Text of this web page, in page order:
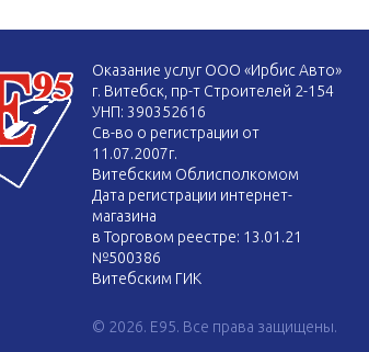
Оказание услуг ООО «Ирбис Авто»
г. Витебск, пр-т Строителей 2-154
УНП: 390352616
Св-во о регистрации от
11.07.2007г.
Витебским Облисполкомом
Дата регистрации интернет-
магазина
в Торговом реестре: 13.01.21
№500386
Витебским ГИК
© 2026. E95. Все права защищены.